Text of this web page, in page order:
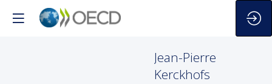
Jean-Pierre
Kerckhofs